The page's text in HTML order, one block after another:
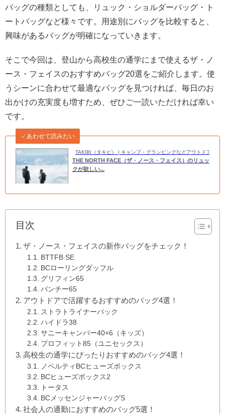
バッグの種類としても、リュック・ショルダーバッグ・ト
ートバッグなど様々です。用途別にバッグを比較すると、
興味があるバッグが明確になっていきます。
そこで今回は、登山から高校生の通学にまで使えるザ・ノ
ース・フェイスのおすすめバッグ20選をご紹介します。使
うシーンに合わせて最適なバッグを見つければ、毎日のお
出かけの充実度も増すため、ぜひご一読いただければ幸い
です。
TAKIBI（タキビ） | キャンプ・グランピングなどアウトドアの総
✓あわせて読みたい
THE NORTH FACE（ザ・ノース・フェイス）のリュッ
クが欲しい...
目次
ザ・ノース・フェイスの新作バッグをチェック！
BTTFB SE
BCローリングダッフル
グリフィン65
バンチー65
アウトドアで活躍するおすすめのバッグ4選！
ストラトライナーパック
ハイドラ38
サニーキャンパー40+6（キッズ）
プロフィット85（ユニセックス）
高校生の通学にぴったりおすすめのバッグ4選！
ノベルティBCヒューズボックス
BCヒューズボックス2
トータス
BCメッセンジャーバッグS
社会人の通勤におすすめのバッグ5選！